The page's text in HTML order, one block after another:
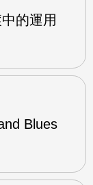
的運用
Blues